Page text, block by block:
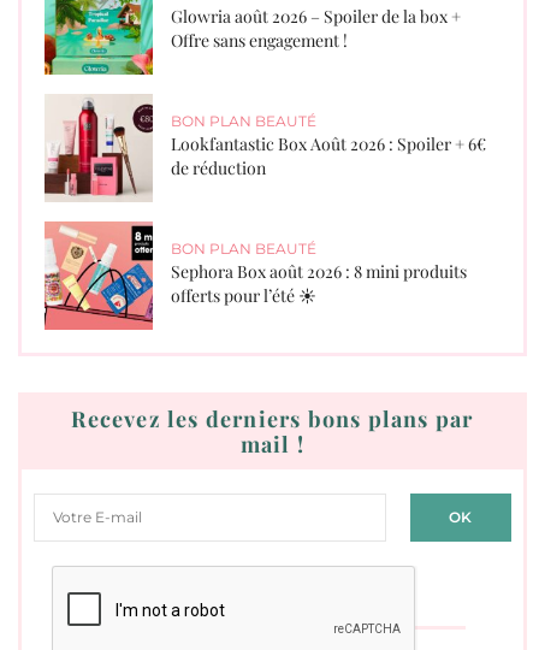
Glowria août 2026 – Spoiler de la box +
Offre sans engagement !
BON PLAN BEAUTÉ
Lookfantastic Box Août 2026 : Spoiler + 6€
de réduction
BON PLAN BEAUTÉ
Sephora Box août 2026 : 8 mini produits
offerts pour l’été ☀️
Recevez les derniers bons plans par
mail !